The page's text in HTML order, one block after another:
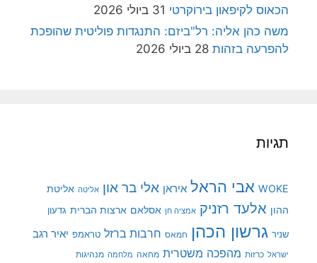
הכאוס לקיפאון בירוקרטי 31 ביולי 2026
משה כהן אליה: רל"ביזם: התנגדות פוליטית שהופכת
להפרעה בזהות 28 ביולי 2026
תגיות
WOKE אבי הראל איראן אלי בר און אליטה אליטת
ההון אלעד רזניק אמציה חן אסלאם ארצות הברית גדעון
שניר גרשון הכהן חמאס חרבות ברזל טראמפ יאיר רגב
ישראל כרזות מהפכה משטרית מחאה מלחמה מנהיגות